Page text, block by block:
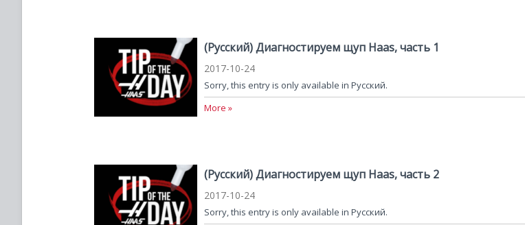
(Русский) Диагностируем щуп Haas, часть 1
2017-10-24
Sorry, this entry is only available in Русский.
More »
(Русский) Диагностируем щуп Haas, часть 2
2017-10-24
Sorry, this entry is only available in Русский.